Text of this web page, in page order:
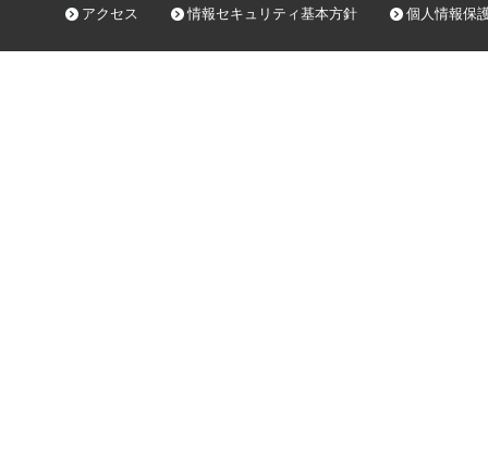
アクセス 情報セキュリティ基本方針 個人情報保